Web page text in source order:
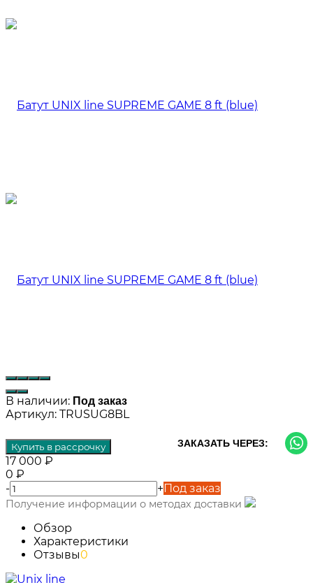
В наличии: Под заказ
Артикул: TRUSUG8BL
Купить в рассрочку ЗАКАЗАТЬ ЧЕРЕЗ:
17 000 ₽
0 ₽
-
+Под заказ
Получение информации о методах доставки
Обзор
Характеристики
Отзывы0